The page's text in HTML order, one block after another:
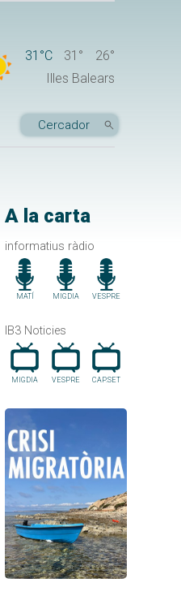
31°C 31°
26°
Illes Balears
A la carta
informatius ràdio
MATÍ MIGDIA VESPRE
IB3 Noticies
MIGDIA VESPRE CAP.SET